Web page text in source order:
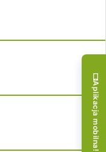
Aplikacja mobilna!